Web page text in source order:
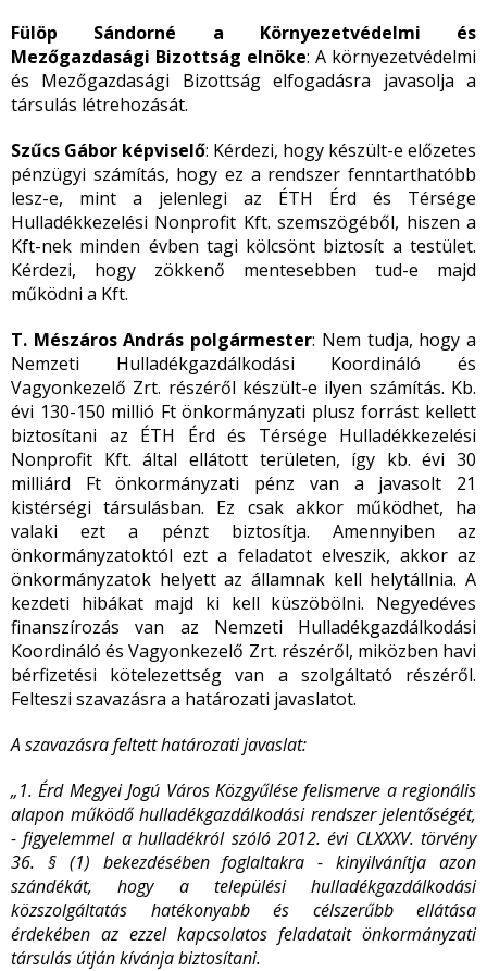
Fülöp Sándorné a Környezetvédelmi és
Mezőgazdasági Bizottság elnöke: A környezetvédelmi
és Mezőgazdasági Bizottság elfogadásra javasolja a
társulás létrehozását.
Szűcs Gábor képviselő: Kérdezi, hogy készült-e előzetes
pénzügyi számítás, hogy ez a rendszer fenntarthatóbb
lesz-e, mint a jelenlegi az ÉTH Érd és Térsége
Hulladékkezelési Nonprofit Kft. szemszögéből, hiszen a
Kft-nek minden évben tagi kölcsönt biztosít a testület.
Kérdezi, hogy zökkenő mentesebben tud-e majd
működni a Kft.
T. Mészáros András polgármester: Nem tudja, hogy a
Nemzeti Hulladékgazdálkodási Koordináló és
Vagyonkezelő Zrt. részéről készült-e ilyen számítás. Kb.
évi 130-150 millió Ft önkormányzati plusz forrást kellett
biztosítani az ÉTH Érd és Térsége Hulladékkezelési
Nonprofit Kft. által ellátott területen, így kb. évi 30
milliárd Ft önkormányzati pénz van a javasolt 21
kistérségi társulásban. Ez csak akkor működhet, ha
valaki ezt a pénzt biztosítja. Amennyiben az
önkormányzatoktól ezt a feladatot elveszik, akkor az
önkormányzatok helyett az államnak kell helytállnia. A
kezdeti hibákat majd ki kell küszöbölni. Negyedéves
finanszírozás van az Nemzeti Hulladékgazdálkodási
Koordináló és Vagyonkezelő Zrt. részéről, miközben havi
bérfizetési kötelezettség van a szolgáltató részéről.
Felteszi szavazásra a határozati javaslatot.
A szavazásra feltett határozati javaslat:
„1. Érd Megyei Jogú Város Közgyűlése felismerve a regionális
alapon működő hulladékgazdálkodási rendszer jelentőségét,
- figyelemmel a hulladékról szóló 2012. évi CLXXXV. törvény
36. § (1) bekezdésében foglaltakra - kinyilvánítja azon
szándékát, hogy a települési hulladékgazdálkodási
közszolgáltatás hatékonyabb és célszerűbb ellátása
érdekében az ezzel kapcsolatos feladatait önkormányzati
társulás útján kívánja biztosítani.